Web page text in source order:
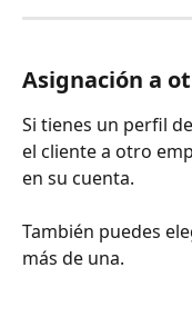
Asignación a
Si tienes un perfil
el cliente a otro
en su cuenta.
También puedes
más de una.